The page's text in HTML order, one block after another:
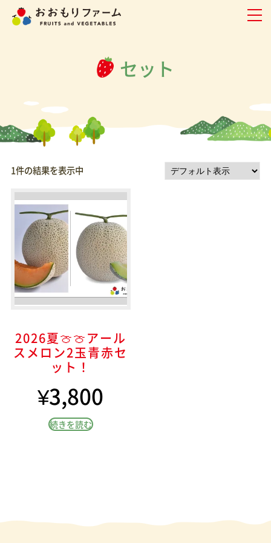
セット
1件の結果を表示中
2026夏🍈🍈アール
スメロン2玉青赤セ
ット！
¥3,800
続きを読む